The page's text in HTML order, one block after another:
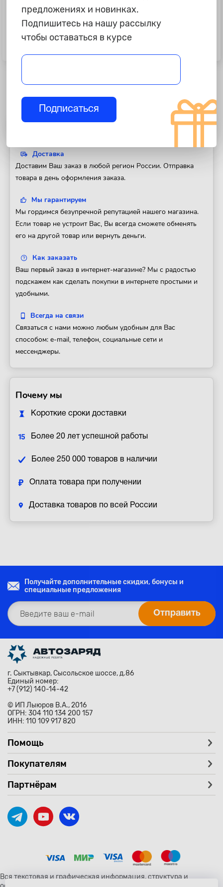
90 ₽ 250 ₽
Удлинитель гибкий 1/4, 150 мм
Доставка
Доставим Ваш заказ в любой регион России. Отправка
товара в день оформления заказа.
Мы гарантируем
Мы гордимся безупречной репутацией нашего магазина.
Если товар не устроит Вас, Вы всегда сможете обменять
его на другой товар или вернуть деньги.
Как заказать
Ваш первый заказ в интернет-магазине? Мы с радостью
подскажем как сделать покупки в интернете простыми и
удобными.
Всегда на связи
Связаться с нами можно любым удобным для Вас
способом: e-mail, телефон, социальные сети и
мессенджеры.
Почему мы
Короткие сроки доставки
Более 20 лет успешной работы
Более 250 000 товаров в наличии
Оплата товара при получении
Доставка товаров по всей России
Получайте дополнительные скидки, бонусы и
специальные предложения
г. Сыктывкар, Сысольское шоссе, д.86
Единый номер:
+7 (912) 140-14-42
© ИП Лыюров В.А., 2016
ОГРН: 304 110 134 200 157
ИНН: 110 109 917 820
Помощь
Покупателям
Партнёрам
Вся текстовая и графическая информация, структура и
предложениях и новинках.
Подпишитесь на нашу рассылку
чтобы оставаться в курсе
Подписаться